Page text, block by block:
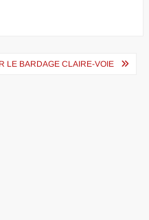
LE BARDAGE CLAIRE-VOIE